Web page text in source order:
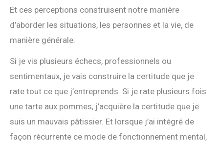
Et ces perceptions construisent notre manière
d’aborder les situations, les personnes et la vie, de
manière générale.
Si je vis plusieurs échecs, professionnels ou
sentimentaux, je vais construire la certitude que je
rate tout ce que j’entreprends. Si je rate plusieurs fois
une tarte aux pommes, j’acquière la certitude que je
suis un mauvais pâtissier. Et lorsque j’ai intégré de
façon récurrente ce mode de fonctionnement mental,